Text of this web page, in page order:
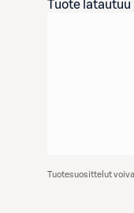
Tuote latautuu
Tuotesuosittelut